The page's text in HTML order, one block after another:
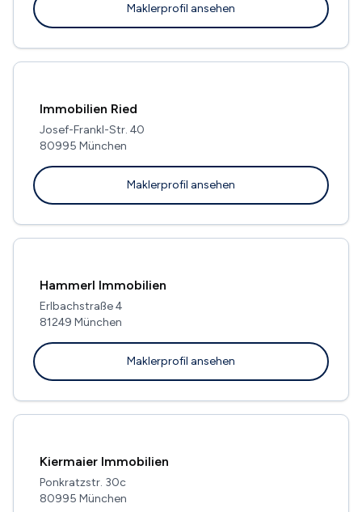
Maklerprofil ansehen
Immobilien Ried
Josef-Frankl-Str. 40
80995 München
Maklerprofil ansehen
Hammerl Immobilien
Erlbachstraße 4
81249 München
Maklerprofil ansehen
Kiermaier Immobilien
Ponkratzstr. 30c
80995 München